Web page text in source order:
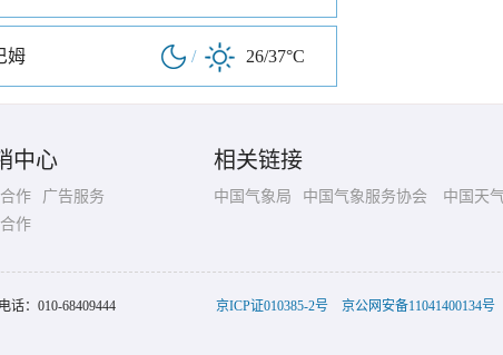
姆 / 26/37°C
中心
作
广告服务
作
相关链接
中国气象局 中国气象服务协会 中国天
话： 010-68409444 京ICP证010385-2号 京公网安备11041400134号